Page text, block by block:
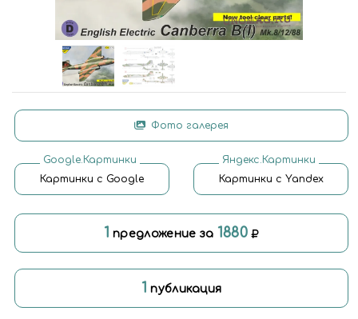
Фото галерея
Google.Картинки
Картинки с Google
Яндекс.Картинки
Картинки с Yandex
1 предложение за 1880
1 публикация